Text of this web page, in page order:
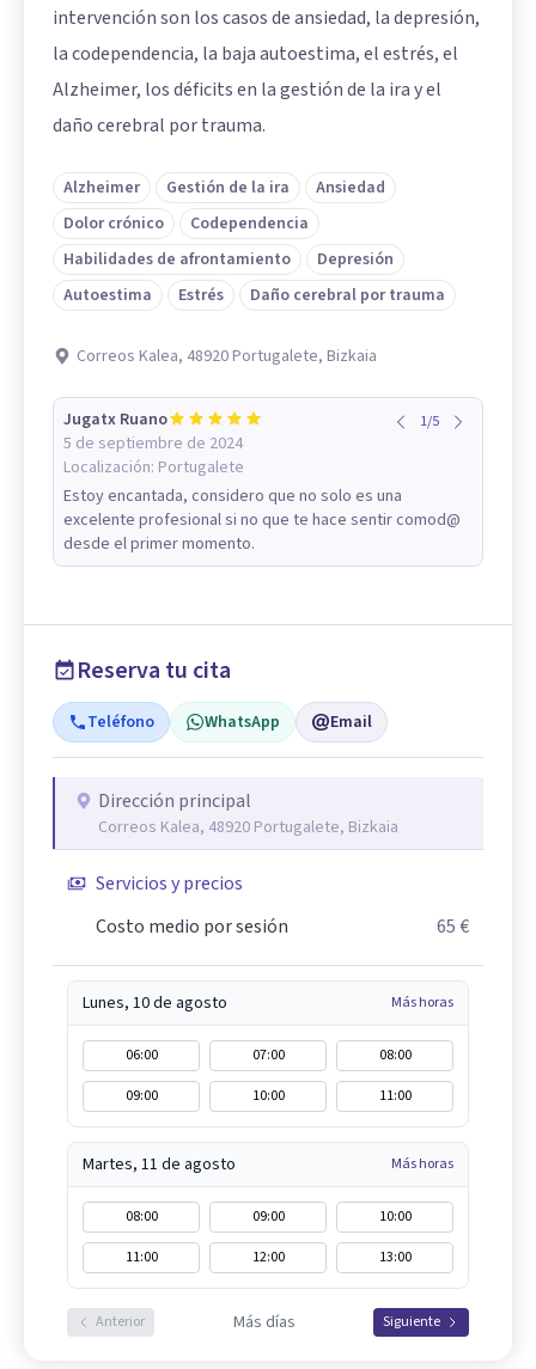
intervención son los casos de ansiedad, la depresión,
la codependencia, la baja autoestima, el estrés, el
Alzheimer, los déficits en la gestión de la ira y el
daño cerebral por trauma.
Alzheimer Gestión de la ira
Ansiedad
Dolor crónico
Codependencia
Habilidades de afrontamiento
Depresión
Autoestima
Estrés Daño cerebral por trauma
Correos Kalea, 48920 Portugalete, Bizkaia
Jugatx Ruano
5 de septiembre de 2024
Localización: Portugalete
1/5
Estoy encantada, considero que no solo es una
excelente profesional si no que te hace sentir comod@
desde el primer momento.
Reserva tu cita
Teléfono WhatsApp Email
Dirección principal
Correos Kalea, 48920 Portugalete, Bizkaia
Servicios y precios
Costo medio por sesión
65 €
Lunes, 10 de agosto Más horas
06:00 07:00
08:00
09:00
10:00 11:00
Martes, 11 de agosto Más horas
08:00 09:00
10:00
11:00
12:00 13:00
Anterior Más días Siguiente